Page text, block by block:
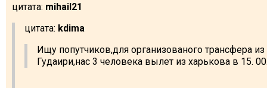
цитата: mihail21
цитата: kdima
Ищу попутчиков,для организованого трансфера
Гудаири,нас 3 человека вылет из харькова в 15.